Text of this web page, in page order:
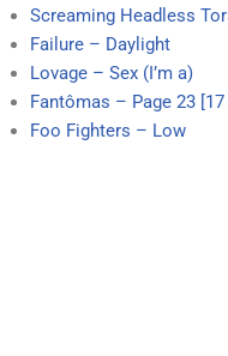
Screaming Headless
Failure – Daylight
Lovage – Sex (I’m a)
Fantômas – Page 23 [17
Foo Fighters – Low